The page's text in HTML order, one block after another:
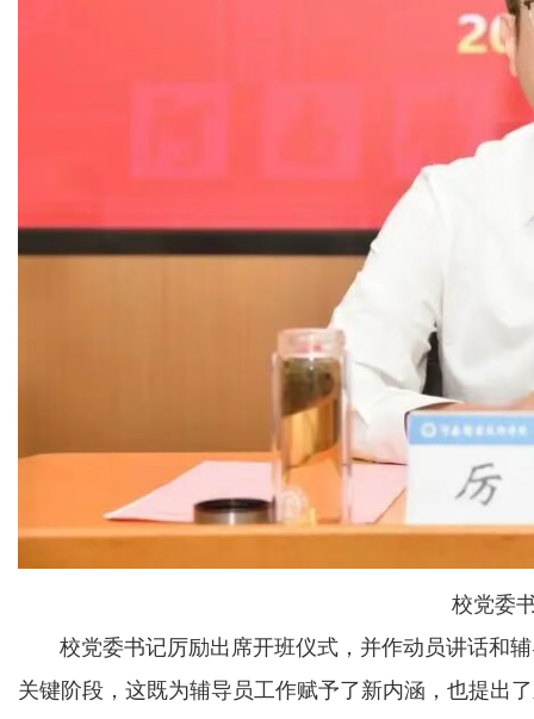
校党委
校党委书记厉励出席开班仪式，并作动员讲话和辅
关键阶段，这既为辅导员工作赋予了新内涵，也提出